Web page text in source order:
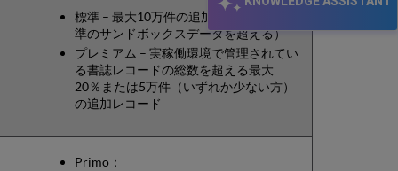
追
情
報
Alma
の
標準 – 最大10万件の追加レコード（標
準のサンドボックスデータを超える）
プレミアム – 実稼働環境で管理されてい
る書誌レコードの総数を超える最大
20％または5万件（いずれか少ない方）
の追加レコード
Primo：